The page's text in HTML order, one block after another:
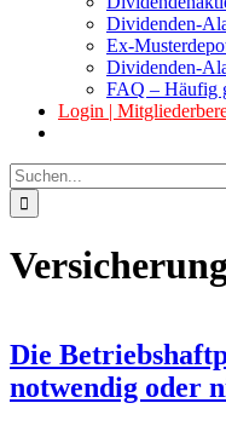
Dividenden-
Ex-
Dividenden-
FAQ – Häufig
Login |
Suche
nach:
Die
notwendig oder